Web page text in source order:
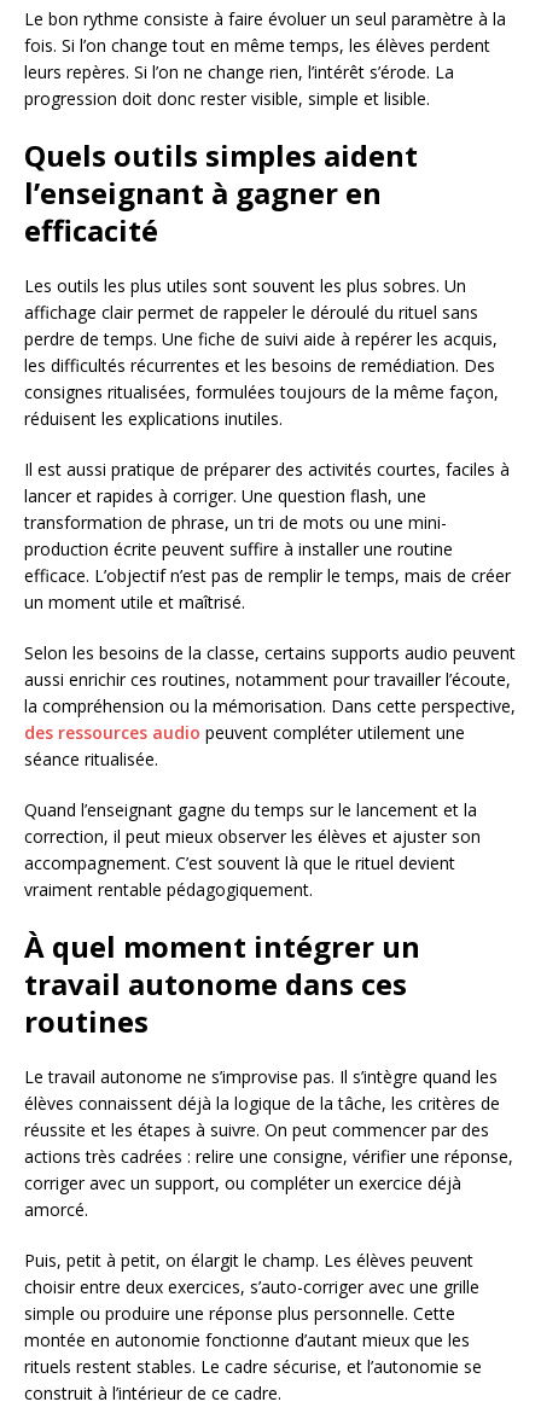
Le bon rythme consiste à faire évoluer un seul paramètre à la
fois. Si l’on change tout en même temps, les élèves perdent
leurs repères. Si l’on ne change rien, l’intérêt s’érode. La
progression doit donc rester visible, simple et lisible.
Quels outils simples aident
l’enseignant à gagner en
efficacité
Les outils les plus utiles sont souvent les plus sobres. Un
affichage clair permet de rappeler le déroulé du rituel sans
perdre de temps. Une fiche de suivi aide à repérer les acquis,
les difficultés récurrentes et les besoins de remédiation. Des
consignes ritualisées, formulées toujours de la même façon,
réduisent les explications inutiles.
Il est aussi pratique de préparer des activités courtes, faciles à
lancer et rapides à corriger. Une question flash, une
transformation de phrase, un tri de mots ou une mini-
production écrite peuvent suffire à installer une routine
efficace. L’objectif n’est pas de remplir le temps, mais de créer
un moment utile et maîtrisé.
Selon les besoins de la classe, certains supports audio peuvent
aussi enrichir ces routines, notamment pour travailler l’écoute,
la compréhension ou la mémorisation. Dans cette perspective,
des ressources audio peuvent compléter utilement une
séance ritualisée.
Quand l’enseignant gagne du temps sur le lancement et la
correction, il peut mieux observer les élèves et ajuster son
accompagnement. C’est souvent là que le rituel devient
vraiment rentable pédagogiquement.
À quel moment intégrer un
travail autonome dans ces
routines
Le travail autonome ne s’improvise pas. Il s’intègre quand les
élèves connaissent déjà la logique de la tâche, les critères de
réussite et les étapes à suivre. On peut commencer par des
actions très cadrées : relire une consigne, vérifier une réponse,
corriger avec un support, ou compléter un exercice déjà
amorcé.
Puis, petit à petit, on élargit le champ. Les élèves peuvent
choisir entre deux exercices, s’auto-corriger avec une grille
simple ou produire une réponse plus personnelle. Cette
montée en autonomie fonctionne d’autant mieux que les
rituels restent stables. Le cadre sécurise, et l’autonomie se
construit à l’intérieur de ce cadre.